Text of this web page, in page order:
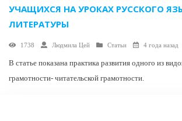
УЧАЩИХСЯ НА УРОКАХ РУССКОГО
ЛИТЕРАТУРЫ
1738 Людмила Цей Статьи 4 года назад
В статье показана практика развития одного из
грамотности- читательской грамотности.